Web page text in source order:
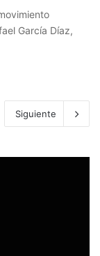
García Díaz,
Siguiente